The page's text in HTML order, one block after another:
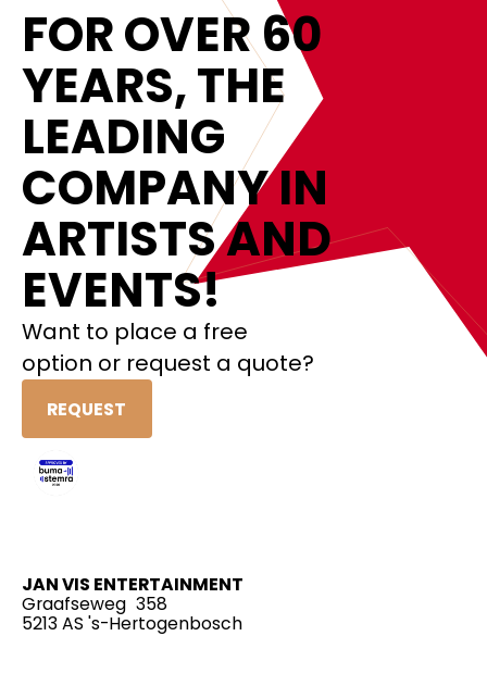
FOR OVER 60
YEARS, THE
LEADING
COMPANY IN
ARTISTS AND
EVENTS!
Want to place a free
option or request a quote?
REQUEST
JAN VIS ENTERTAINMENT
Graafseweg 358
5213 AS 's-Hertogenbosch